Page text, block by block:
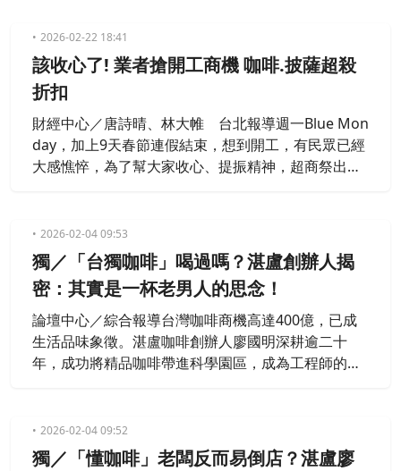
讓消費者掏錢買單。
2026-02-22 18:41
該收心了! 業者搶開工商機 咖啡.披薩超殺
折扣
財經中心／唐詩晴、林大帷 台北報導週一Blue Mon
day，加上9天春節連假結束，想到開工，有民眾已經
大感憔悴，為了幫大家收心、提振精神，超商祭出咖
扣，幫大家在開工首週省錢，還能沾沾喜氣，好運整
年。
2026-02-04 09:53
獨／「台獨咖啡」喝過嗎？湛盧創辦人揭
密：其實是一杯老男人的思念！
論壇中心／綜合報導台灣咖啡商機高達400億，已成
生活品味象徵。湛盧咖啡創辦人廖國明深耕逾二十
年，成功將精品咖啡帶進科學園區，成為工程師的神
「台獨的日子」為例，幽默道出品牌以專業與溫度，
在競爭中持續開創新局。
2026-02-04 09:52
獨／「懂咖啡」老闆反而易倒店？湛盧廖